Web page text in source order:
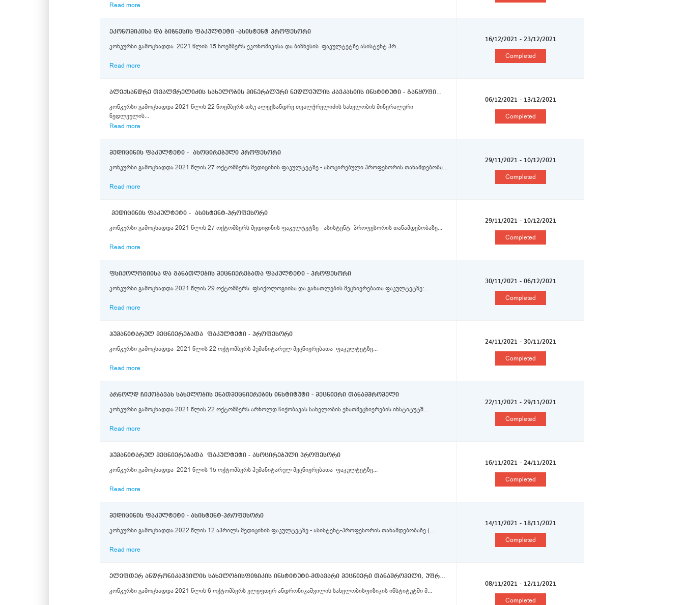
Read more
ეკონომიკისა და ბიზნესის ფაკულტეტი -ასისტენტ პროფესორი
კონკურსი გამოცხადდა 2021 წლის 15 ნოემბერს ეკონომიკისა და ბიზნესის ფაკულტეტზე ასისტენტ პრ...
Read more
16/12/2021 - 23/12/2021
Completed
ალექსანდრე თვალჭრელიძის სახელობის მინერალური ნედლეულის კავკასიის ინსტიტუტი - განყოფილების ხელმძღვანელი, მთავარი მეცნიერი თანამშრომელი
კონკურსი გამოცხადდა 2021 წლის 22 ნოემბერს თსუ ალექსანდრე თვალჭრელიძის სახელობის მინერალური
ნედლეულის...
Read more
06/12/2021 - 13/12/2021
Completed
მედიცინის ფაკულტეტი - ასოცირებული პროფესორი
კონკურსი გამოცხადდა 2021 წლის 27 ოქტომბერს მედიცინის ფაკულტეტზე - ასოცირებული პროფესორის თანამდებობა...
Read more
29/11/2021 - 10/12/2021
Completed
მედიცინის ფაკულტეტი - ასისტენტ-პროფესორი
კონკურსი გამოცხადდა 2021 წლის 27 ოქტომბერს მედიცინის ფაკულტეტზე - ასისტენტ- პროფესორის თანამდებობაზე...
Read more
29/11/2021 - 10/12/2021
Completed
ფსიქოლოგიისა და განათლების მეცნიერებათა ფაკულტეტი - პროფესორი
კონკურსი გამოცხადდა 2021 წლის 29 ოქტომბერს ფსიქოლოგიისა და განათლების მეცნიერებათა ფაკულტეტზე:...
Read more
30/11/2021 - 06/12/2021
Completed
ჰუმანიტარულ მეცნიერებათა ფაკულტეტი - პროფესორი
კონკურსი გამოცხადდა 2021 წლის 22 ოქტომბერს ჰუმანიტარულ მეცნიერებათა ფაკულტეტზე...
Read more
24/11/2021 - 30/11/2021
Completed
არნოლდ ჩიქობავას სახელობის ენათმეცნიერების ინსტიტუტი - მეცნიერი თანამშრომელი
კონკურსი გამოცხადდა 2021 წლის 22 ოქტომბერს არნოლდ ჩიქობავას სახელობის ენათმეცნიერების ინსტიტუტშ...
Read more
22/11/2021 - 29/11/2021
Completed
ჰუმანიტარულ მეცნიერებათა ფაკულტეტი - ასოცირებული პროფესორი
კონკურსი გამოცხადდა 2021 წლის 15 ოქტომბერს ჰუმანიტარულ მეცნიერებათა ფაკულტეტზე...
Read more
16/11/2021 - 24/11/2021
Completed
მედიცინის ფაკულტეტი - ასისტენტ-პროფესორი
კონკურსი გამოცხადდა 2022 წლის 12 აპრილს მედიცინის ფაკულტეტზე - ასისტენტ-პროფესორის თანამდებობაზე (...
Read more
14/11/2021 - 18/11/2021
Completed
ელეფთერ ანდრონიკაშვილის სახელობისფიზიკის ინსტიტუტი-მთავარი მეცნიერი თანაშრომელი, უფროსი მეცნიერი თანამშრომელი,მეცნიერი თანამშრომელი
კონკურსი გამოცხადდა 2021 წლის 6 ოქტომბერს ელეფთერ ანდრონიკაშვილის სახელობისფიზიკის ინსტიტუტში მ...
08/11/2021 - 12/11/2021
Completed